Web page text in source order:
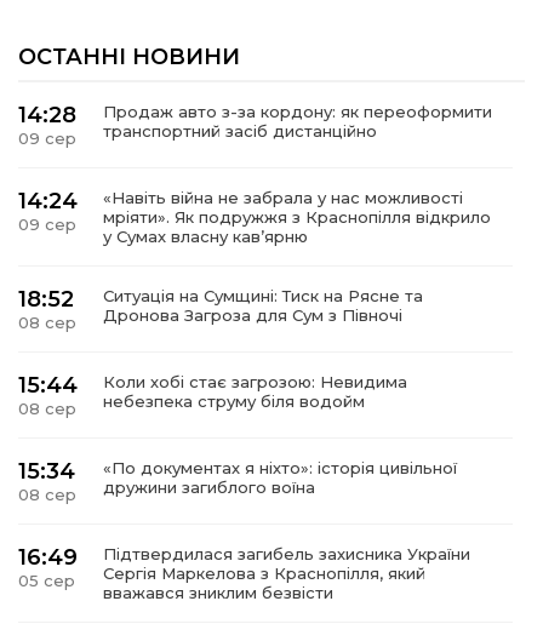
ОСТАННІ НОВИНИ
14:28
09 сер
Продаж авто з-за кордону: як переоформити
транспортний засіб дистанційно
14:24
09 сер
«Навіть війна не забрала у нас можливості
мріяти». Як подружжя з Краснопілля відкрило
у Сумах власну кав’ярню
18:52
08 сер
Ситуація на Сумщині: Тиск на Рясне та
Дронова Загроза для Сум з Півночі
15:44
08 сер
Коли хобі стає загрозою: Невидима
небезпека струму біля водойм
15:34
08 сер
«По документах я ніхто»: історія цивільної
дружини загиблого воїна
16:49
05 сер
Підтвердилася загибель захисника України
Сергія Маркелова з Краснопілля, який
вважався зниклим безвісти